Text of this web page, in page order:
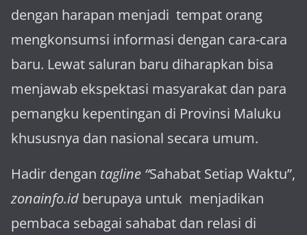
dengan harapan menjadi tem­pat orang
mengkonsumsi informasi dengan cara-cara
baru. Lewat sa­luran ba­ru diharapkan bisa
menja­wab ekspektasi masya­rakat dan para
pemangku kepen­tingan di Provinsi Maluku
khususnya dan nasional secara umum.
Hadir dengan tagline “Sahabat Setiap Waktu”,
zonainfo.id berupaya untuk menjadikan
pembaca sebagai sahabat dan relasi di